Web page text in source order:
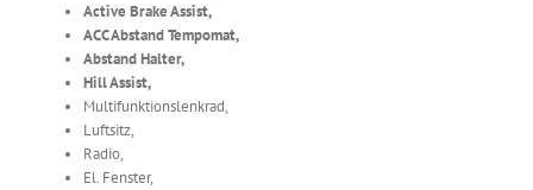
Active Brake Assist,
ACC Abstand Tempomat,
Abstand Halter,
Hill Assist,
Multifunktionslenkrad,
Luftsitz,
Radio,
El. Fenster,